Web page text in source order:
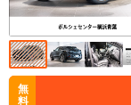
無
料